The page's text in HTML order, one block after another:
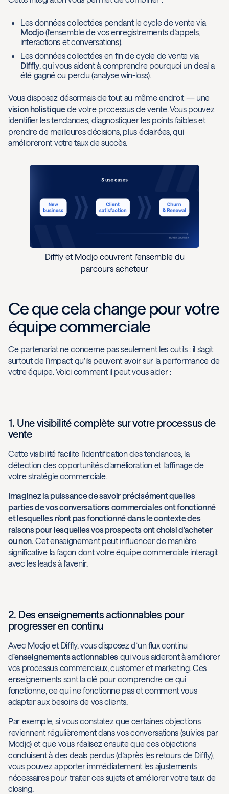
Les données collectées pendant le cycle de vente via
Modjo(l’ensemble de vos enregistrements d’appels,
interactions et conversations).
Les données collectées en fin de cycle de vente via
Diffly , qui vous aident à comprendre pourquoi un deal a
été gagné ou perdu (analyse win-loss).
Vous disposez désormais de tout au même endroit — une
vision holistiquede votre processus de vente. Vous pouvez
identifier les tendances, diagnostiquer les points faibles et
prendre de meilleures décisions, plus éclairées, qui
amélioreront votre taux de succès.
Diffly et Modjo couvrent l’ensemble du
parcours acheteur
Ce que cela change pour votre
équipe commerciale
Ce partenariat ne concerne pas seulement les outils : il s’agit
surtout de l’impact qu’ils peuvent avoir sur la performance de
votre équipe. Voici comment il peut vous aider :
1. Une visibilité complète sur votre processus de
vente
Cette visibilité facilite l’identification des tendances, la
détection des opportunités d’amélioration et l’affinage de
votre stratégie commerciale.
Imaginez la puissance de savoir précisément quelles
parties de vos conversations commerciales ont fonctionné
et lesquelles n’ont pas fonctionné dans le contexte des
raisons pour lesquelles vos prospects ont choisi d’acheter
ou non. Cet enseignement peut influencer de manière
significative la façon dont votre équipe commerciale interagit
avec les leads à l’avenir.
2. Des enseignements actionnables pour
progresser en continu
Avec Modjo et Diffly, vous disposez d’un flux continu
d’enseignements actionnables qui vous aideront à améliorer
vos processus commerciaux, customer et marketing. Ces
enseignements sont la clé pour comprendre ce qui
fonctionne, ce qui ne fonctionne pas et comment vous
adapter aux besoins de vos clients.
Par exemple, si vous constatez que certaines objections
reviennent régulièrement dans vos conversations (suivies par
Modjo) et que vous réalisez ensuite que ces objections
conduisent à des deals perdus (d’après les retours de Diffly),
vous pouvez apporter immédiatement les ajustements
nécessaires pour traiter ces sujets et améliorer votre taux de
closing.